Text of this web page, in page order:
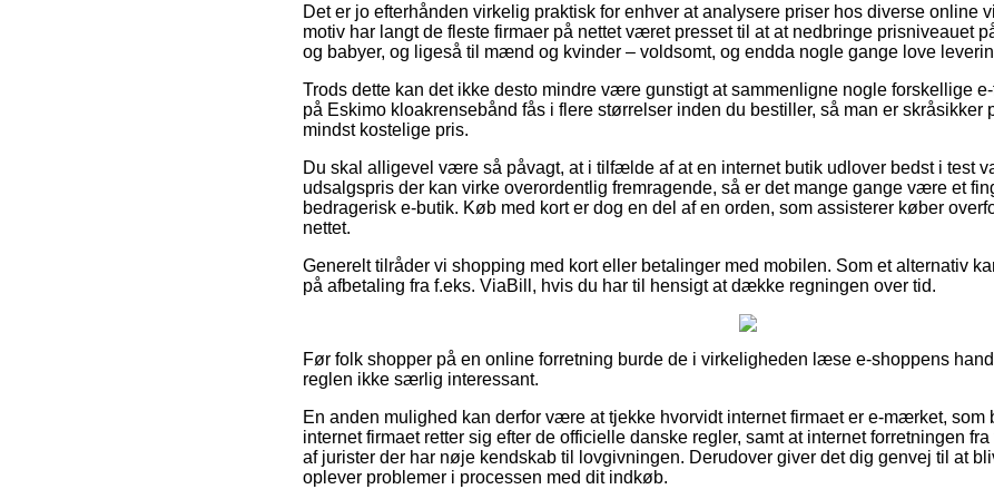
Det er jo efterhånden virkelig praktisk for enhver at analysere priser hos diverse online
motiv har langt de fleste firmaer på nettet været presset til at at nedbringe prisniveauet
og babyer, og ligeså til mænd og kvinder – voldsomt, og endda nogle gange love
Trods dette kan det ikke desto mindre være gunstigt at sammenligne nogle forskellige
på Eskimo kloakrensebånd fås i flere størrelser inden du bestiller, så man er skråsikker
mindst kostelige pris.
Du skal alligevel være så påvagt, at i tilfælde af at en internet butik udlover bedst i test
udsalgspris der kan virke overordentlig fremragende, så er det mange gange være et
bedragerisk e-butik. Køb med kort er dog en del af en orden, som assisterer køber
nettet.
Generelt tilråder vi shopping med kort eller betalinger med mobilen. Som et alternativ
på afbetaling fra f.eks. ViaBill, hvis du har til hensigt at dække regningen over tid.
Før folk shopper på en online forretning burde de i virkeligheden læse e-shoppens
reglen ikke særlig interessant.
En anden mulighed kan derfor være at tjekke hvorvidt internet firmaet er e-mærket,
internet firmaet retter sig efter de officielle danske regler, samt at internet forretningen
af jurister der har nøje kendskab til lovgivningen. Derudover giver det dig genvej til at
oplever problemer i processen med dit indkøb.